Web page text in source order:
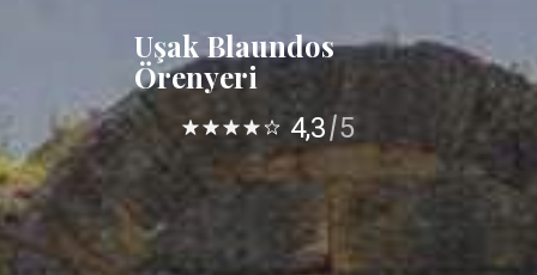
Uşak Blaundos
Örenyeri
4,3 5